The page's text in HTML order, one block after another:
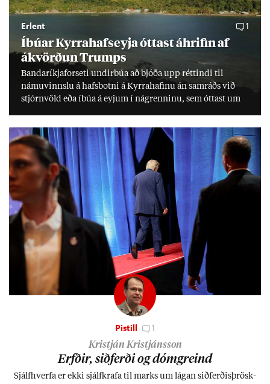
Erlent 1
Íbú­ar Kyrra­hafs­eyja ótt­ast áhrif­in af
ákvörð­un Trumps
Banda­ríkja­for­seti und­ir­búa að bjóða upp rétt­indi til
námu­vinnslu á hafs­botni á Kyrra­haf­inu án sam­ráðs við
stjórn­völd eða íbúa á eyj­um í ná­grenn­inu, sem ótt­ast um
Pistill 1
Kristján Kristjánsson
Erfð­ir, sið­ferði og dómgreind
Sjálf­hverfa er ekki sjálf­krafa til marks um lág­an sið­ferð­is­þrösk­